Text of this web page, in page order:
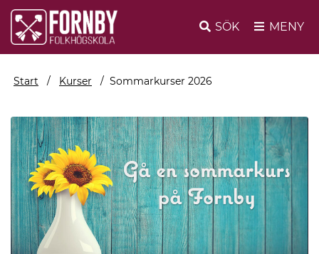
SÖK MENY
Start Kurser Sommarkurser 2026